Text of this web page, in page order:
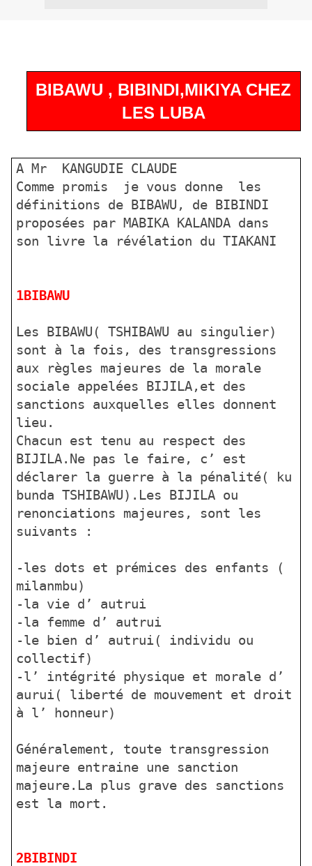
BIBAWU , BIBINDI,MIKIYA CHEZ
LES LUBA
A Mr KANGUDIE CLAUDE
Comme promis je vous donne les
définitions de BIBAWU, de BIBINDI
proposées par MABIKA KALANDA dans
son livre la révélation du TIAKANI
1BIBAWU
Les BIBAWU( TSHIBAWU au singulier)
sont à la fois, des transgressions
aux règles majeures de la morale
sociale appelées BIJILA,et des
sanctions auxquelles elles donnent
lieu.
Chacun est tenu au respect des
BIJILA.Ne pas le faire, c’ est
déclarer la guerre à la pénalité( ku
bunda TSHIBAWU).Les BIJILA ou
renonciations majeures, sont les
suivants :
-les dots et prémices des enfants (
milanmbu)
-la vie d’ autrui
-la femme d’ autrui
-le bien d’ autrui( individu ou
collectif)
-l’ intégrité physique et morale d’
aurui( liberté de mouvement et droit
à l’ honneur)
Généralement, toute transgression
majeure entraine une sanction
majeure.La plus grave des sanctions
est la mort.
2BIBINDI